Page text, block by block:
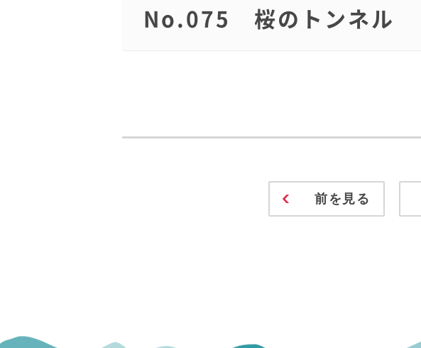
No.075 桜のトンネル
前を見る